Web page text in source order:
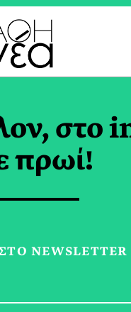
Λαμπρή
WSPC
στο
πρωί!
NEWSLETTER